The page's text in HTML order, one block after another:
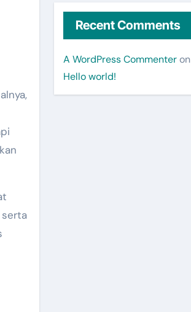
Recent Comments
A WordPress Commenteron
Hello world!